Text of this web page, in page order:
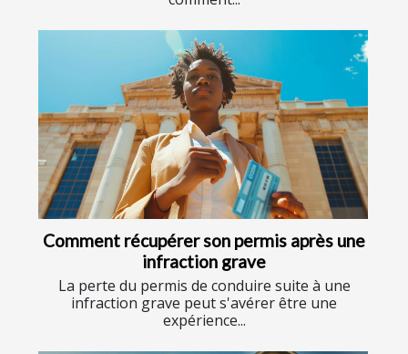
Comment récupérer son permis après une
infraction grave
La perte du permis de conduire suite à une
infraction grave peut s'avérer être une
expérience...